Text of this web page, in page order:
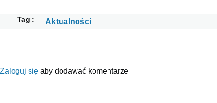
Tagi Aktualności
Zaloguj się aby dodawać komentarze